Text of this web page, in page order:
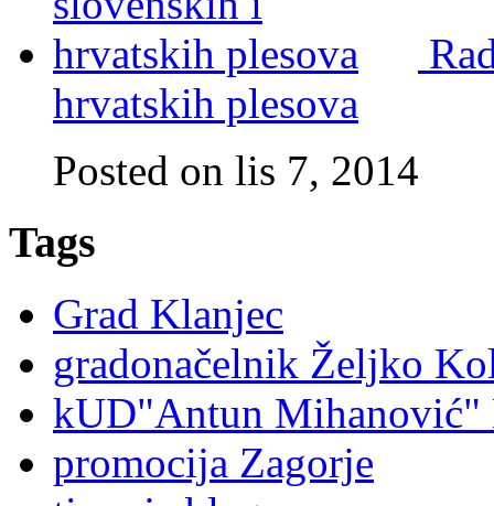
hrvatskih plesova
Posted on lis 7, 2014
Tags
Grad Klanjec
gradonačelnik Željko
kUD"Antun Mihanović"
promocija Zagorje